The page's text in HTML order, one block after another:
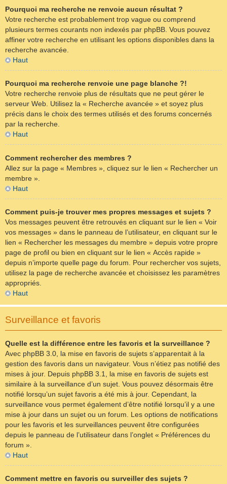
Pourquoi ma recherche ne renvoie aucun résultat ?
Votre recherche est probablement trop vague ou comprend
plusieurs termes courants non indexés par phpBB. Vous pouvez
affiner votre recherche en utilisant les options disponibles dans la
recherche avancée.
Haut
Pourquoi ma recherche renvoie une page blanche ?!
Votre recherche renvoie plus de résultats que ne peut gérer le
serveur Web. Utilisez la « Recherche avancée » et soyez plus
précis dans le choix des termes utilisés et des forums concernés
par la recherche.
Haut
Comment rechercher des membres ?
Allez sur la page « Membres », cliquez sur le lien « Rechercher un
membre ».
Haut
Comment puis-je trouver mes propres messages et sujets ?
Vos messages peuvent être retrouvés en cliquant sur le lien « Voir
vos messages » dans le panneau de l’utilisateur, en cliquant sur le
lien « Rechercher les messages du membre » depuis votre propre
page de profil ou bien en cliquant sur le lien « Accès rapide »
depuis n’importe quelle page du forum. Pour rechercher vos sujets,
utilisez la page de recherche avancée et choisissez les paramètres
appropriés.
Haut
Surveillance et favoris
Quelle est la différence entre les favoris et la surveillance ?
Avec phpBB 3.0, la mise en favoris de sujets s’apparentait à la
gestion des favoris dans un navigateur. Vous n’étiez pas notifié des
mises à jour. Depuis phpBB 3.1, la mise en favoris de sujets est
similaire à la surveillance d’un sujet. Vous pouvez désormais être
notifié lorsqu’un sujet favoris a été mis à jour. Cependant, la
surveillance vous permet également d’être notifié lorsqu’il y a une
mise à jour dans un sujet ou un forum. Les options de notifications
pour les favoris et les surveillances peuvent être configurées
depuis le panneau de l’utilisateur dans l’onglet « Préférences du
forum ».
Haut
Comment mettre en favoris ou surveiller des sujets ?